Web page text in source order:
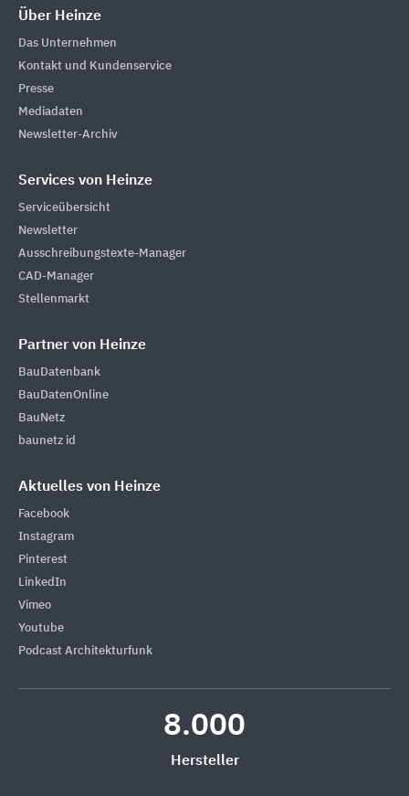
Über Heinze
Das Unternehmen
Kontakt und Kundenservice
Presse
Mediadaten
Newsletter-Archiv
Services von Heinze
Serviceübersicht
Newsletter
Ausschreibungstexte-Manager
CAD-Manager
Stellenmarkt
Partner von Heinze
BauDatenbank
BauDatenOnline
BauNetz
baunetz id
Aktuelles von Heinze
Facebook
Instagram
Pinterest
LinkedIn
Vimeo
Youtube
Podcast Architekturfunk
8.000
Hersteller